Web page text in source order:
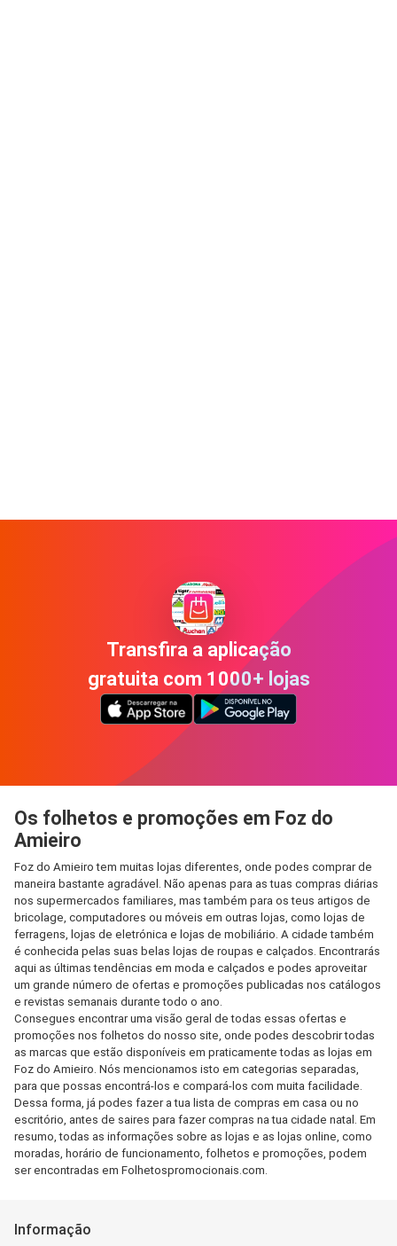
Transfira a aplicação
gratuita com 1000+ lojas
Os folhetos e promoções em Foz do
Amieiro
Foz do Amieiro tem muitas lojas diferentes, onde podes comprar de
maneira bastante agradável. Não apenas para as tuas compras diárias
nos supermercados familiares, mas também para os teus artigos de
bricolage, computadores ou móveis em outras lojas, como lojas de
ferragens, lojas de eletrónica e lojas de mobiliário. A cidade também
é conhecida pelas suas belas lojas de roupas e calçados. Encontrarás
aqui as últimas tendências em moda e calçados e podes aproveitar
um grande número de ofertas e promoções publicadas nos catálogos
e revistas semanais durante todo o ano.
Consegues encontrar uma visão geral de todas essas ofertas e
promoções nos folhetos do nosso site, onde podes descobrir todas
as marcas que estão disponíveis em praticamente todas as lojas em
Foz do Amieiro. Nós mencionamos isto em categorias separadas,
para que possas encontrá-los e compará-los com muita facilidade.
Dessa forma, já podes fazer a tua lista de compras em casa ou no
escritório, antes de saires para fazer compras na tua cidade natal. Em
resumo, todas as informações sobre as lojas e as lojas online, como
moradas, horário de funcionamento, folhetos e promoções, podem
ser encontradas em Folhetospromocionais.com.
Informação